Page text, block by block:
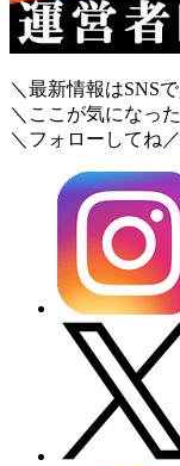
＼最新情報はSNS
＼ここが気になっ
＼フォローしてね／